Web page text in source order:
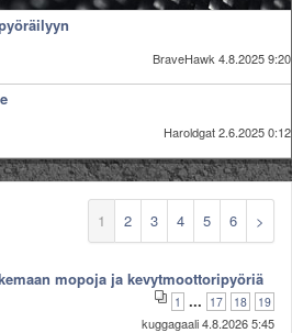
BraveHawk 4.8.2025 9:20
Haroldgat2.6.2025 0:12
1 2 3 4 5 6 >
mopoja ja kevytmoottoripyöriä
1 ... 17 18 19
kuggagaali4.8.2026 5:45